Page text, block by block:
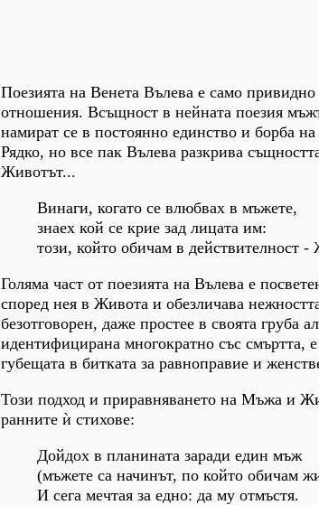
Поезията на Венета Вълева е само
отношения. Всъщност в нейната поезия
намират се в постоянно единство и борба
Рядко, но все пак Вълева разкрива
Животът...
Винаги, когато се влюбвах в мъжете,
знаех кой се крие зад лицата им:
този, който обичам в действителност -
Голяма част от поезията на Вълева е
според нея в Живота и обезличава
безотговорен, даже простее в своята груба
идентифицирана многократно със
губещата в битката за равноправие и
Този подход и приравняването на Мъжа и
ранните ѝ стихове:
Дойдох в планината заради един мъж
(мъжете са начинът, по който обичам
И сега мечтая за едно: да му отмъстя.